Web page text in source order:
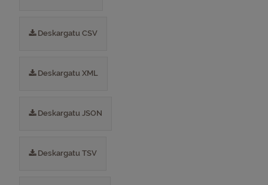
Deskargatu CSV
Deskargatu XML
Deskargatu JSON
Deskargatu TSV